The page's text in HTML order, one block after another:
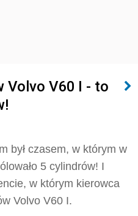
Volvo V60 I - to
był czasem, w którym w
5 cylindrów! I
w którym kierowca
Volvo V60 I.